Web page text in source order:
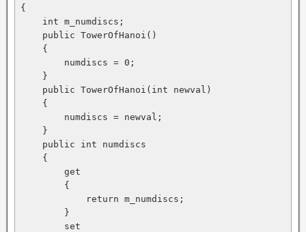
{
    int m_numdiscs;
    public TowerOfHanoi()
    {
        numdiscs = 0;
    }
    public TowerOfHanoi(int newval)
    {
        numdiscs = newval;
    }
    public int numdiscs
    {
        get
        {
            return m_numdiscs;
        }
        set